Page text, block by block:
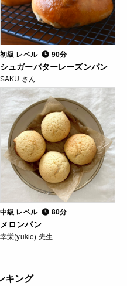
初級 レベル 90分
シュガーバターレーズンパン
SAKU さん
中級 レベル 80分
メロンパン
幸栄(yukie) 先生
キング